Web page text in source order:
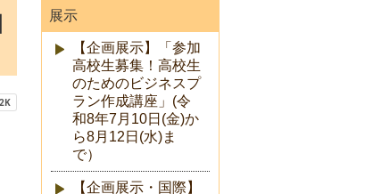
展示
【企画展示】「参加
高校生募集！高校生
のためのビジネスプ
ラン作成講座」(令
和8年7月10日(金)か
ら8月12日(水)ま
で）
【企画展示・国際】